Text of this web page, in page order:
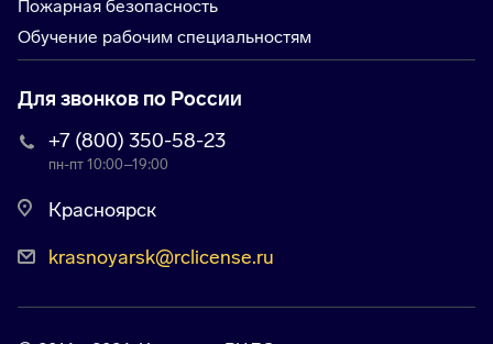
Пожарная безопасность
Обучение рабочим специальностям
Для звонков по России
+7 (800) 350-58-23
пн-пт 10:00–19:00
Красноярск
krasnoyarsk@rclicense.ru